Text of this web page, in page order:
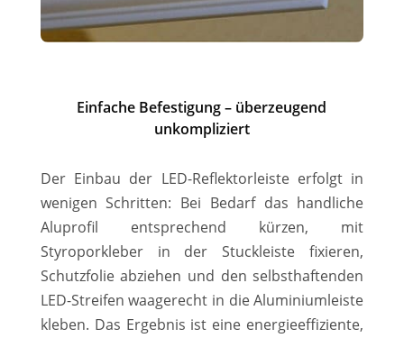
Einfache Befestigung – überzeugend
unkompliziert
Der Einbau der LED-Reflektorleiste erfolgt in
wenigen Schritten: Bei Bedarf das handliche
Aluprofil entsprechend kürzen, mit
Styroporkleber in der Stuckleiste fixieren,
Schutzfolie abziehen und den selbsthaftenden
LED-Streifen waagerecht in die Aluminiumleiste
kleben. Das Ergebnis ist eine energieeffiziente,